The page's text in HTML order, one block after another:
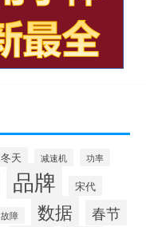
冬天 减速机 功率
品牌 宋代
故障 数据 春节